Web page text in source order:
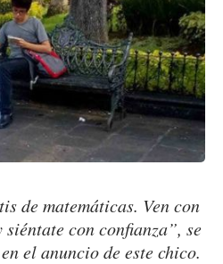
de matemáticas. Ven con
siéntate con confianza”, se
el anuncio de este chico.